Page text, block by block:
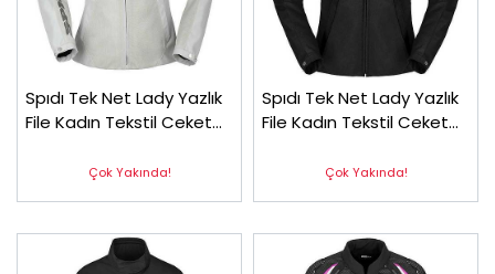
Spıdı Tek Net Lady Yazlık
File Kadın Tekstil Ceket
Çok Yakında!
Spıdı Tek Net Lady Yazlık
File Kadın Tekstil Ceket
Çok Yakında!